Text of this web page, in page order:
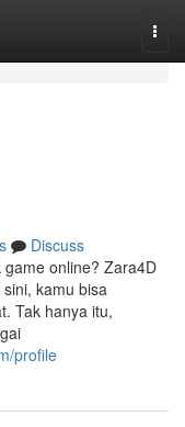
Discuss
online? Zara4D
kamu bisa
Tak hanya itu,
profile